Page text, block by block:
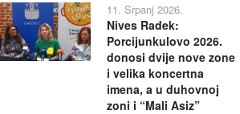
11. Srpanj 2026.
Nives Radek:
Porcijunkulovo 2026.
donosi dvije nove zone
i velika koncertna
imena, a u duhovnoj
zoni i “Mali Asiz”